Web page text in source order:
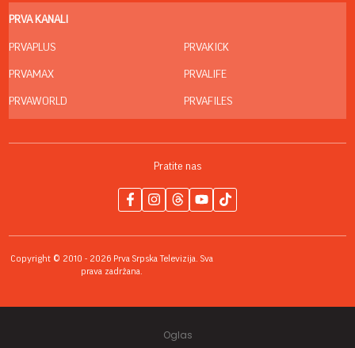
PRVA KANALI
PRVAPLUS
PRVAMAX
PRVAWORLD
PRVAKICK
PRVALIFE
PRVAFILES
Pratite nas
Copyright © 2010 - 2026 Prva Srpska Televizija. Sva
prava zadržana.